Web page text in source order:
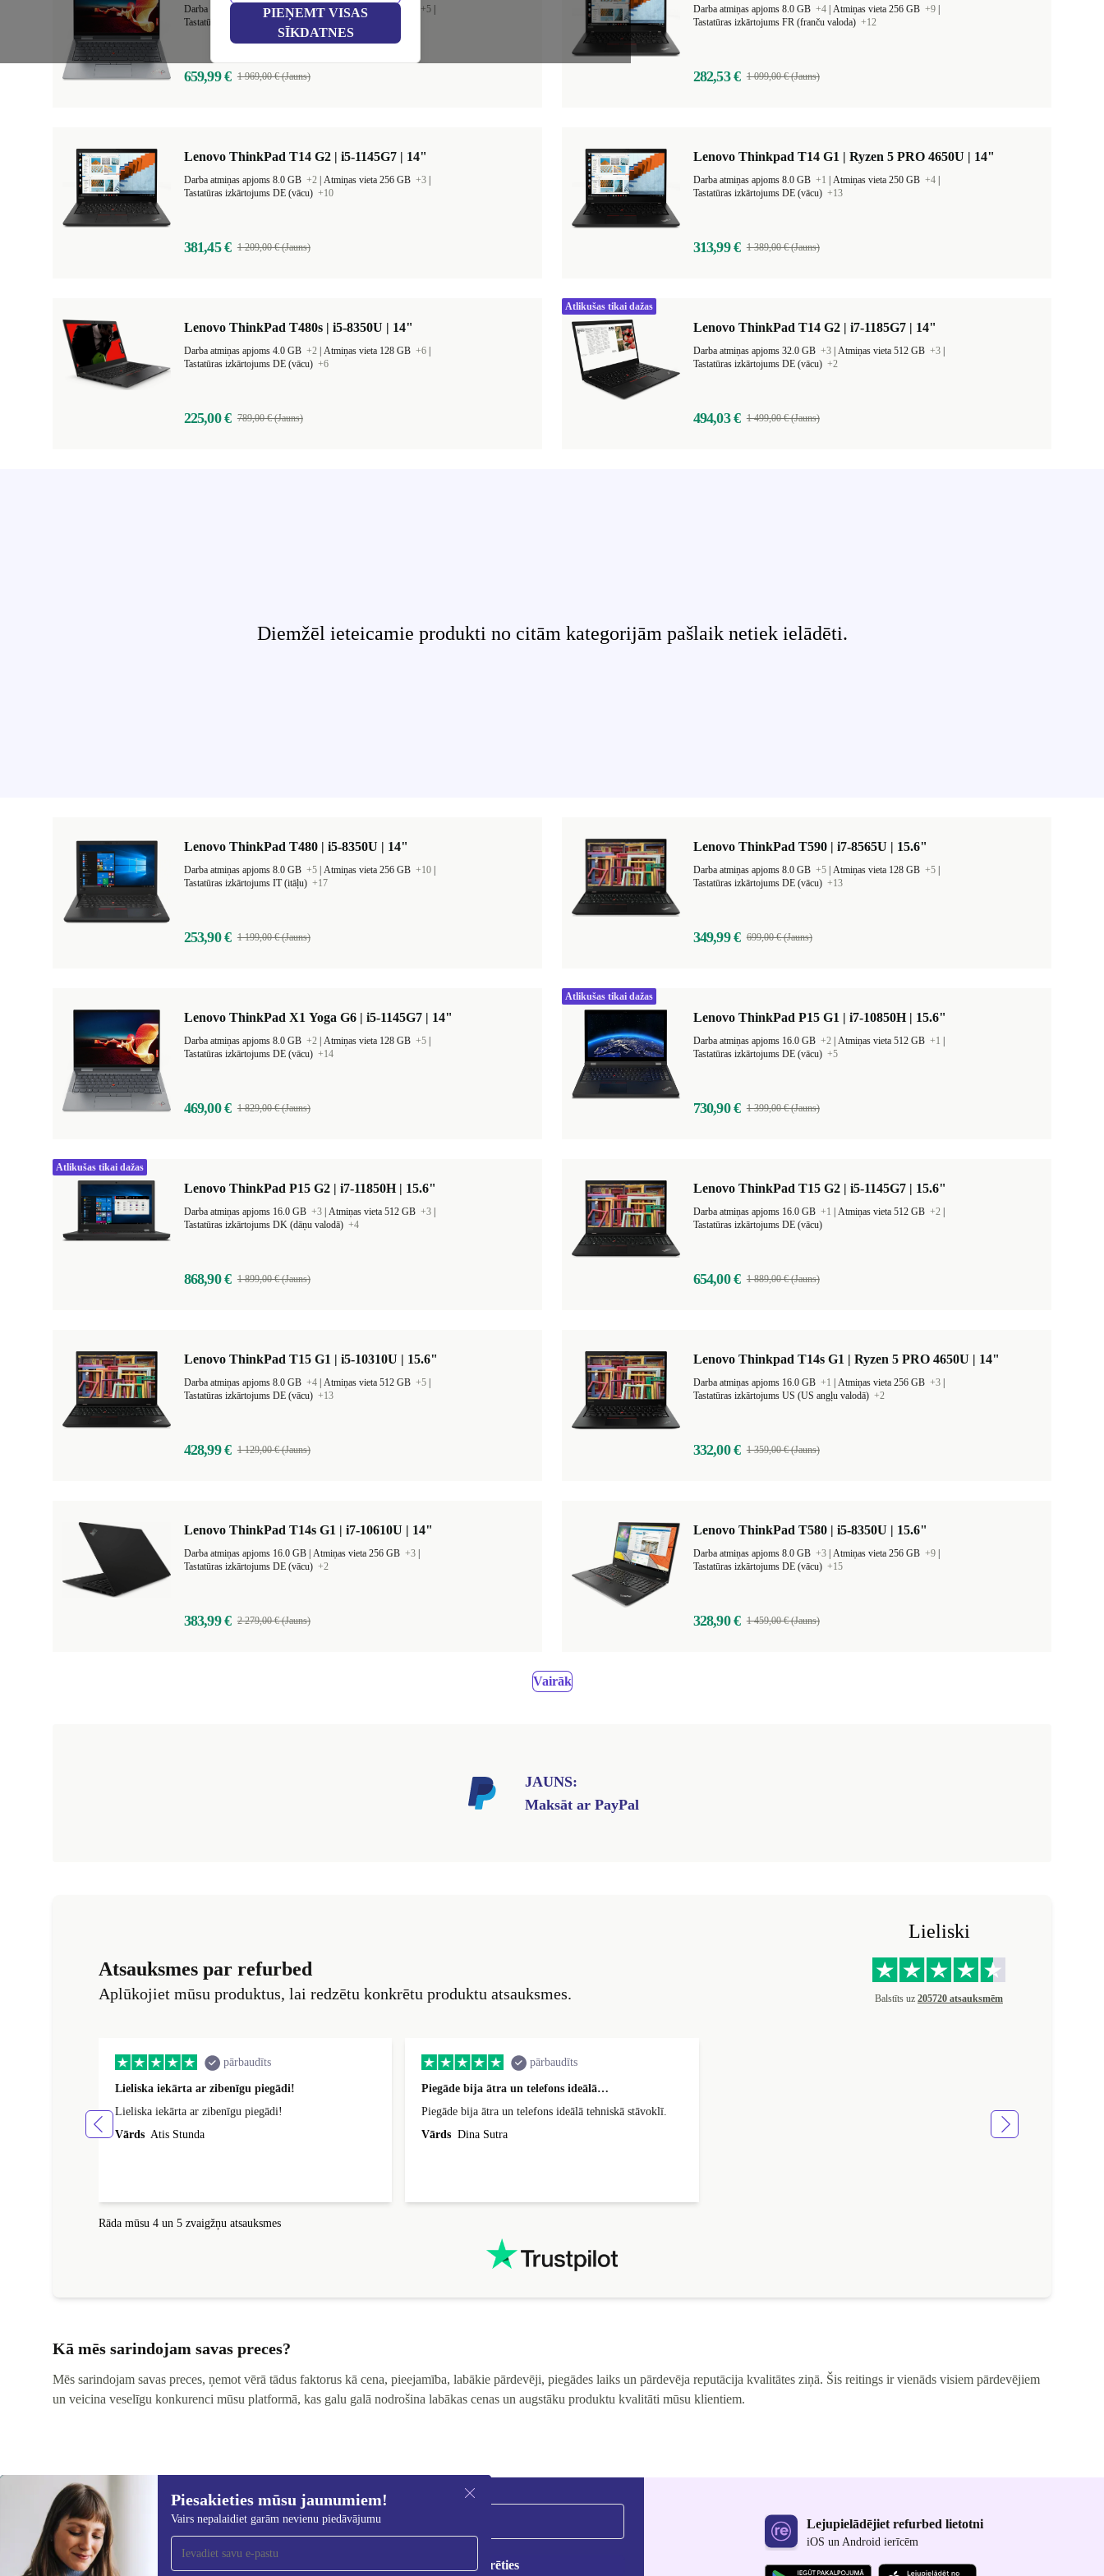
PIEŅEMT VISAS
SĪKDATNES
Darba atmiņas apjoms 16.0 GB+1 | Atmiņas vieta 128 GB +5
Tastatūras izkārtojums LV (latviešu)
659,99 € 1 969,00 € (Jauns)
Darba atmiņas apjoms 8.0 GB +4 Atmiņas vieta 256 GB +9
Tastatūras izkārtojums FR (franču valoda) +12
282,53 € 1 099,00 € (Jauns)
Lenovo ThinkPad T14 G2 | i5-1145G7 | 14"
Darba atmiņas apjoms 8.0 GB +2 Atmiņas vieta 256 GB +3
Tastatūras izkārtojums DE (vācu) +10
381,45 € 1 209,00 € (Jauns)
Lenovo Thinkpad T14 G1 | Ryzen 5 PRO 4650U | 14"
Darba atmiņas apjoms 8.0 GB +1 Atmiņas vieta 250 GB +4
Tastatūras izkārtojums DE (vācu) +13
313,99 € 1 389,00 € (Jauns)
Lenovo ThinkPad T480s | i5-8350U | 14"
Darba atmiņas apjoms 4.0 GB +2 Atmiņas vieta 128 GB +6
Tastatūras izkārtojums DE (vācu) +6
225,00 € 789,00 € (Jauns)
Lenovo ThinkPad T14 G2 | i7-1185G7 | 14"
Darba atmiņas apjoms 32.0 GB +3 Atmiņas vieta 512 GB +3
Tastatūras izkārtojums DE (vācu) +2
494,03 € 1 499,00 € (Jauns)
Atlikušas tikai dažas
Diemžēl ieteicamie produkti no citām kategorijām pašlaik netiek ielādēti.
Lenovo ThinkPad T480 | i5-8350U | 14"
Darba atmiņas apjoms 8.0 GB +5 Atmiņas vieta 256 GB +10
Tastatūras izkārtojums IT (itāļu) +17
253,90 € 1 199,00 € (Jauns)
Lenovo ThinkPad T590 | i7-8565U | 15.6"
Darba atmiņas apjoms 8.0 GB +5 Atmiņas vieta 128 GB +5
Tastatūras izkārtojums DE (vācu) +13
349,99 € 699,00 € (Jauns)
Lenovo ThinkPad X1 Yoga G6 | i5-1145G7 | 14"
Darba atmiņas apjoms 8.0 GB +2 Atmiņas vieta 128 GB +5
Tastatūras izkārtojums DE (vācu) +14
469,00 € 1 829,00 € (Jauns)
Lenovo ThinkPad P15 G1 | i7-10850H | 15.6"
Darba atmiņas apjoms 16.0 GB +2 Atmiņas vieta 512 GB +1
Tastatūras izkārtojums DE (vācu) +5
730,90 € 1 399,00 € (Jauns)
Atlikušas tikai dažas
Lenovo ThinkPad P15 G2 | i7-11850H | 15.6"
Darba atmiņas apjoms 16.0 GB +3 Atmiņas vieta 512 GB +3
Tastatūras izkārtojums DK (dāņu valodā) +4
868,90 € 1 899,00 € (Jauns)
Atlikušas tikai dažas
Lenovo ThinkPad T15 G2 | i5-1145G7 | 15.6"
Darba atmiņas apjoms 16.0 GB +1 Atmiņas vieta 512 GB +2
Tastatūras izkārtojums DE (vācu)
654,00 € 1 889,00 € (Jauns)
Lenovo ThinkPad T15 G1 | i5-10310U | 15.6"
Darba atmiņas apjoms 8.0 GB +4 Atmiņas vieta 512 GB +5
Tastatūras izkārtojums DE (vācu) +13
428,99 € 1 129,00 € (Jauns)
Lenovo Thinkpad T14s G1 | Ryzen 5 PRO 4650U | 14"
Darba atmiņas apjoms 16.0 GB +1 Atmiņas vieta 256 GB +3
Tastatūras izkārtojums US (US angļu valodā) +2
332,00 € 1 359,00 € (Jauns)
Lenovo ThinkPad T14s G1 | i7-10610U | 14"
Atmiņas vieta 256 GB +3
Tastatūras izkārtojums DE (vācu) +2
383,99 € 2 279,00 € (Jauns)
Lenovo ThinkPad T580 | i5-8350U | 15.6"
Darba atmiņas apjoms 8.0 GB +3 Atmiņas vieta 256 GB +9
Tastatūras izkārtojums DE (vācu) +15
328,90 € 1 459,00 € (Jauns)
Vairāk
JAUNS:
Maksāt ar PayPal
Atsauksmes par refurbed
Aplūkojiet mūsu produktus, lai redzētu konkrētu produktu atsauksmes.
Lieliski
Balstīts uz 205720 atsauksmēm
pārbaudīts
Lieliska iekārta ar zibenīgu piegādi!
Lieliska iekārta ar zibenīgu piegādi!
Vārds Atis Stunda
pārbaudīts
Piegāde bija ātra un telefons ideālā…
Piegāde bija ātra un telefons ideālā tehniskā stāvoklī.
Vārds Dina Sutra
Rāda mūsu 4 un 5 zvaigžņu atsauksmes
Kā mēs sarindojam savas preces?
Mēs sarindojam savas preces, ņemot vērā tādus faktorus kā cena, pieejamība, labākie pārdevēji, piegādes laiks un pārdevēja reputācija kvalitātes ziņā. Šis reitings ir vienāds visiem pārdevējiem
un veicina veselīgu konkurenci mūsu platformā, kas galu galā nodrošina labākas cenas un augstāku produktu kvalitāti mūsu klientiem.
Piesakieties mūsu jaunumiem!
Vairs nepalaidiet garām nevienu piedāvājumu
Piesakieties mūsu jaunumu
saņemšanai!
Nekad vairs nepalaidiet garām nevienu Reģistrēties
Lejupielādējiet refurbed lietotni
iOS un Android ierīcēm